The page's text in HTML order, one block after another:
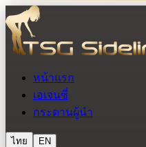
หน้าแรก
เอเจนซี่
กระดานผู้นำ
ไทย EN